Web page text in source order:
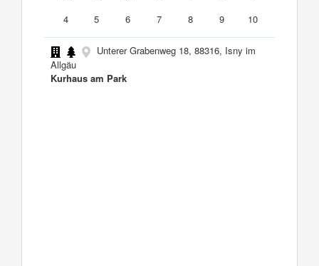
4
5 6 7 8 9 10
Unterer Grabenweg 18, 88316, Isny im
Allgäu
Kurhaus am Park